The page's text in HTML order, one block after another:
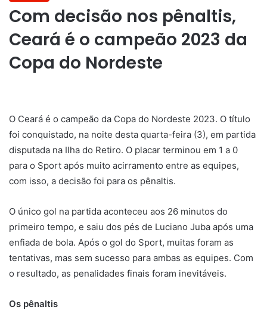
Com decisão nos pênaltis,
Ceará é o campeão 2023 da
Copa do Nordeste
O Ceará é o campeão da Copa do Nordeste 2023. O título
foi conquistado, na noite desta quarta-feira (3), em partida
disputada na Ilha do Retiro. O placar terminou em 1 a 0
para o Sport após muito acirramento entre as equipes,
com isso, a decisão foi para os pênaltis.
O único gol na partida aconteceu aos 26 minutos do
primeiro tempo, e saiu dos pés de Luciano Juba após uma
enfiada de bola. Após o gol do Sport, muitas foram as
tentativas, mas sem sucesso para ambas as equipes. Com
o resultado, as penalidades finais foram inevitáveis.
Os pênaltis